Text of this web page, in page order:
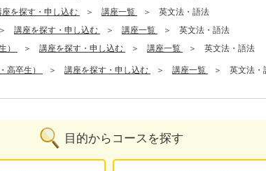
座を探す・申し込む 講座一覧
英文法・語法
講座を探す・申し込む 講座一覧
英文法・語法
） 講座を探す・申し込む 講座一覧 英文法・語法
高卒生） 講座を探す・申し込む 講座一覧 英文法・
目的からコースを探す